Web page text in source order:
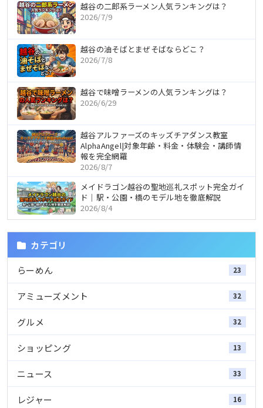
越谷の二郎系ラーメン人気ランキングは？
2026/7/9
越谷の油そばとまぜそばならどこ？
2026/7/8
越谷で味噌ラーメンの人気ランキングは？
2026/6/29
越谷アルファーズのキッズチアダンス教室
AlphaAngel|対象年齢・料金・体験会・講師情
報を完全網羅
2026/8/7
メイドラゴン越谷の聖地巡礼スポット完全ガイ
ド｜駅・公園・橋のモデル地を徹底解説
2026/8/4
カテゴリ
らーめん 23
アミューズメント 32
グルメ 32
ショッピング 13
ニュース 33
レジャー 16